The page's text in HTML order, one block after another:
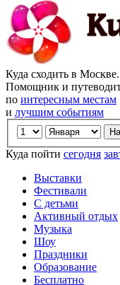
Куда сходить в
Помощник и
по интересным местам
и лучшим событиям
Куда пойти сегодня
Выставки
Фестивали
С детьми
Активный отдых
Музыка
Шоу
Праздники
Образование
Бесплатно